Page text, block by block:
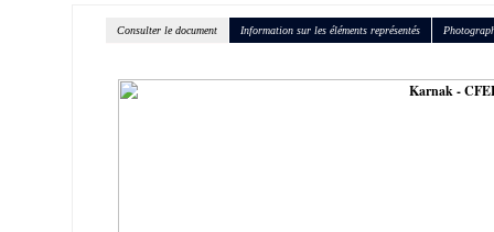
Consulter le document Information sur les éléments représentés